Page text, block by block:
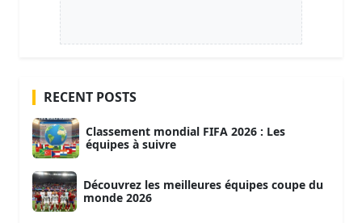
RECENT POSTS
Classement mondial FIFA 2026 : Les
équipes à suivre
Découvrez les meilleures équipes coupe du
monde 2026